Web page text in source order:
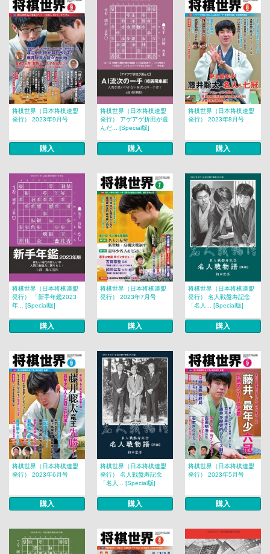
将棋世界（日本将棋連盟
発行） 2023年9月号
購入
将棋世界（日本将棋連盟
発行） アゲアゲ折田が選
んだ... [Special版]
購入
将棋世界（日本将棋連盟
発行） 2023年8月号
購入
将棋世界（日本将棋連盟
発行） 「新手年鑑2023
年... [Special版]
購入
将棋世界（日本将棋連盟
発行） 2023年7月号
購入
将棋世界（日本将棋連盟
発行） 名人戦盤寿記念
「名人... [Special版]
購入
将棋世界（日本将棋連盟
発行） 2023年6月号
購入
将棋世界（日本将棋連盟
発行） 名人戦盤寿記念
「名人... [Special版]
購入
将棋世界（日本将棋連盟
発行） 2023年5月号
購入